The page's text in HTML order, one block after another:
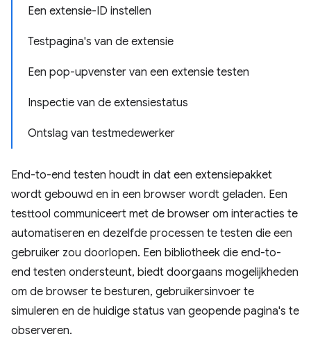
Een extensie-ID instellen
Testpagina's van de extensie
Een pop-upvenster van een extensie testen
Inspectie van de extensiestatus
Ontslag van testmedewerker
End-to-end testen houdt in dat een extensiepakket
wordt gebouwd en in een browser wordt geladen. Een
testtool communiceert met de browser om interacties te
automatiseren en dezelfde processen te testen die een
gebruiker zou doorlopen. Een bibliotheek die end-to-
end testen ondersteunt, biedt doorgaans mogelijkheden
om de browser te besturen, gebruikersinvoer te
simuleren en de huidige status van geopende pagina's te
observeren.